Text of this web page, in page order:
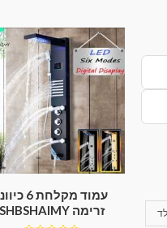
עמוד מקלחת 6
זרימה SHBSHAIMY